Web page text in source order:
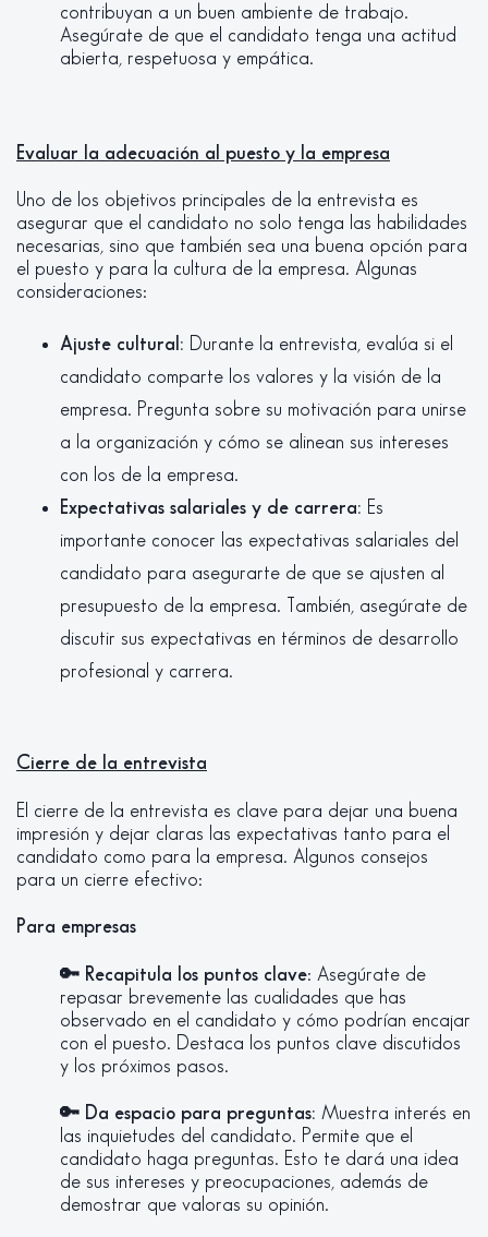
contribuyan a un buen ambiente de trabajo.
Asegúrate de que el candidato tenga una actitud
abierta, respetuosa y empática.
Evaluar la adecuación al puesto y la empresa
Uno de los objetivos principales de la entrevista es
asegurar que el candidato no solo tenga las habilidades
necesarias, sino que también sea una buena opción para
el puesto y para la cultura de la empresa. Algunas
consideraciones:
Ajuste cultural: Durante la entrevista, evalúa si el
candidato comparte los valores y la visión de la
empresa. Pregunta sobre su motivación para unirse
a la organización y cómo se alinean sus intereses
con los de la empresa.
Expectativas salariales y de carrera: Es
importante conocer las expectativas salariales del
candidato para asegurarte de que se ajusten al
presupuesto de la empresa. También, asegúrate de
discutir sus expectativas en términos de desarrollo
profesional y carrera.
Cierre de la entrevista
El cierre de la entrevista es clave para dejar una buena
impresión y dejar claras las expectativas tanto para el
candidato como para la empresa. Algunos consejos
para un cierre efectivo:
Para empresas
🔑 Recapitula los puntos clave: Asegúrate de
repasar brevemente las cualidades que has
observado en el candidato y cómo podrían encajar
con el puesto. Destaca los puntos clave discutidos
y los próximos pasos.
🔑 Da espacio para preguntas: Muestra interés en
las inquietudes del candidato. Permite que el
candidato haga preguntas. Esto te dará una idea
de sus intereses y preocupaciones, además de
demostrar que valoras su opinión.